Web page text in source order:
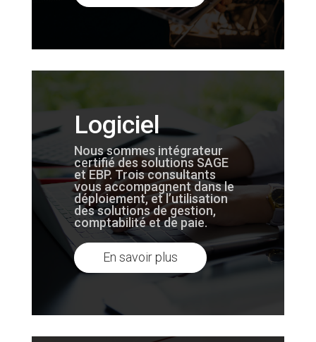
Logiciel
Nous sommes intégrateur
certifié des solutions SAGE
et EBP. Trois consultants
vous accompagnent dans le
déploiement, et l’utilisation
des solutions de gestion,
comptabilité et de paie.
En savoir plus